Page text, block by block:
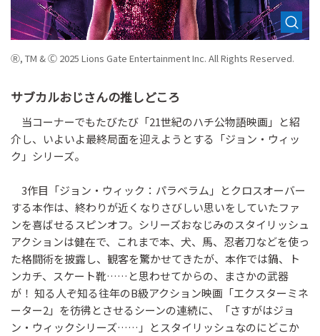
Ⓡ, TM & Ⓒ 2025 Lions Gate Entertainment Inc. All Rights Reserved.
サブカルおじさんの推しどころ
当コーナーでもたびたび「21世紀のハチ公物語映画」と紹
介し、いよいよ最終局面を迎えようとする「ジョン・ウィッ
ク」シリーズ。
3作目「ジョン・ウィック：パラベラム」とクロスオーバー
する本作は、終わりが近くなりさびしい思いをしていたファ
ンを喜ばせるスピンオフ。シリーズおなじみのスタイリッシュ
アクションは健在で、これまで本、犬、馬、忍者刀などを使っ
た格闘術を披露し、観客を驚かせてきたが、本作では鍋、ト
ンカチ、スケート靴……と思わせてからの、まさかの武器
が！ 知る人ぞ知る往年のB級アクション映画「エクスターミネ
ーター2」を彷彿とさせるシーンの連続に、「さすがはジョ
ン・ウィックシリーズ……」とスタイリッシュなのにどこか